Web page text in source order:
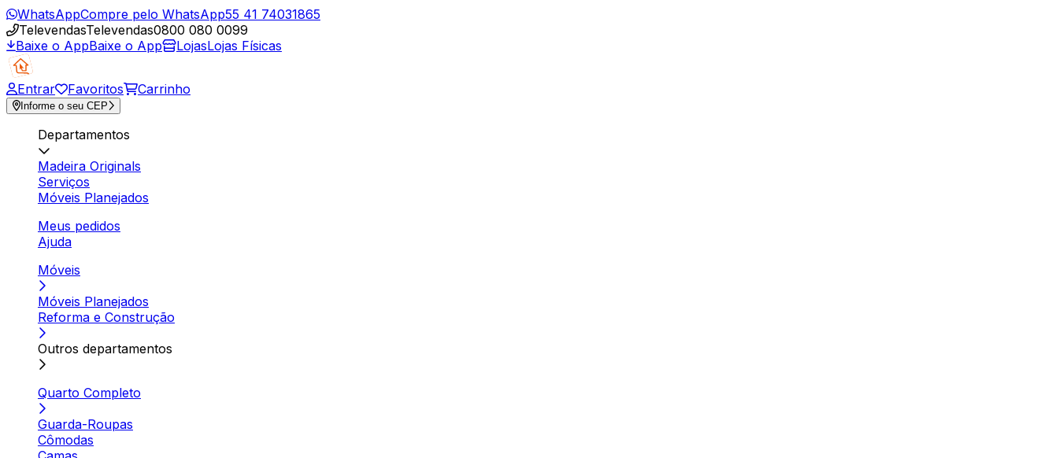
WhatsAppCompre pelo WhatsApp55 41 74031865
TelevendasTelevendas0800 080 0099
Baixe o AppBaixe o App LojasLojas Físicas
Entrar Favoritos Carrinho
Informe o seu CEP
Departamentos
Madeira Originals
Serviços
Móveis Planejados
Meus pedidos
Ajuda
Móveis
Móveis Planejados
Reforma e Construção
Outros departamentos
Quarto Completo
Guarda-Roupas
Cômodas